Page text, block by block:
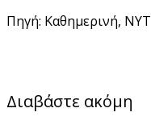
Πηγή: Καθημερινή, NYT
Διαβάστε ακόμη